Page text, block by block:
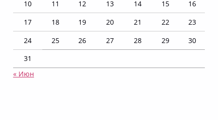
10
11 12 13 14 15
16
17
18 19 20 21 22
23
24
25 26 27 28 29
30
31
« Июн